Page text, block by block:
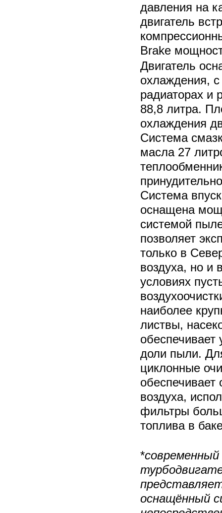
давления на
двигатель
Brake
Двигатель
охлаждения,
радиаторах и
88,8 литра.
охлаждения
Система
масла 27
Система
оснащена
системой
позволяет
только в
воздуха, но и
условиях
наиболее
листвы,
обеспечивает
доли пыли.
циклонные
обеспечивает
воздуха,
фильтры
топлива в
*
оснащённый